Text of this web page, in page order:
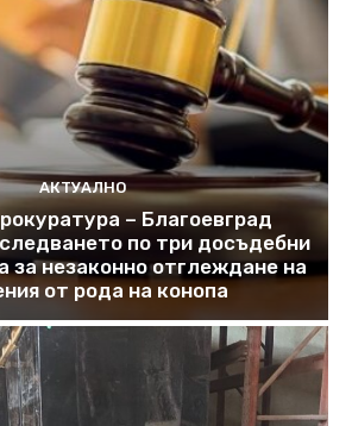
АКТУАЛНО
– Благоевград
по три досъдебни
за незаконно отглеждане на
от рода на конопа